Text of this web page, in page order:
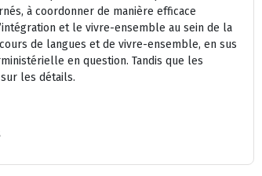
à coordonner de manière efficace
et le vivre-ensemble au sein de la
de langues et de vivre-ensemble, en sus
en question. Tandis que les
les détails.